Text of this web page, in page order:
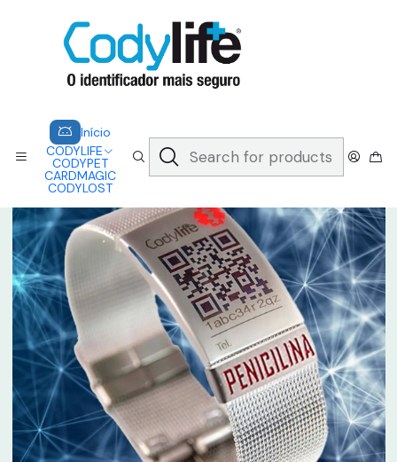
Início
CODYLIFE
CODYPET
CARDMAGIC
CODYLOST
A CODYLIFE PERMITE AOS SOCORRISTAS ACEDER
INSTANTANEAMENTE AOS SEUS DADOS ATRAVÉS DE UM QR CODE
Saber mais